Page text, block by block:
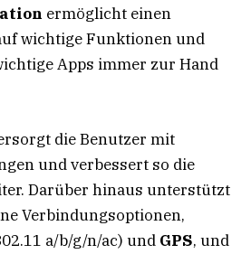
ermöglicht einen
wichtige Funktionen und
Apps immer zur Hand
die Benutzer mit
und verbessert so die
Darüber hinaus unterstützt
Verbindungsoptionen,
a/b/g/n/ac) und GPS, und